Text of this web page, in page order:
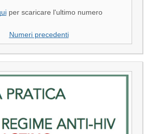
per scaricare l'ultimo numero
Numeri precedenti